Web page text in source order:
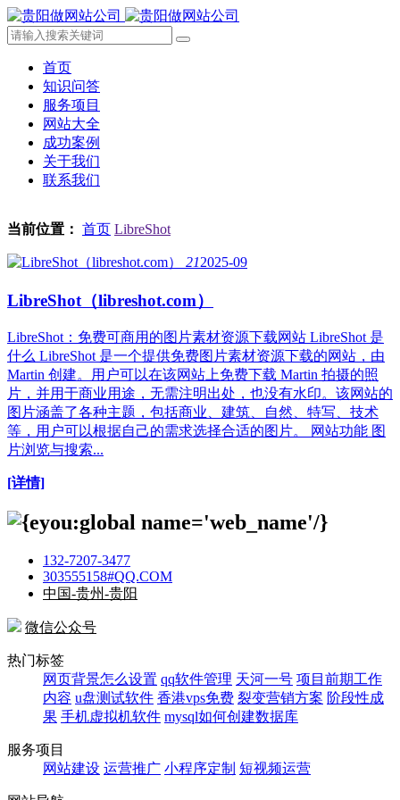
首页
知识问答
服务项目
网站大全
成功案例
关于我们
联系我们
当前位置： 首页 LibreShot
212025-09
LibreShot（libreshot.com）
LibreShot：免费可商用的图片素材资源下载网站 LibreShot 是
什么 LibreShot 是一个提供免费图片素材资源下载的网站，由
Martin 创建。用户可以在该网站上免费下载 Martin 拍摄的照
片，并用于商业用途，无需注明出处，也没有水印。该网站的
图片涵盖了各种主题，包括商业、建筑、自然、特写、技术
等，用户可以根据自己的需求选择合适的图片。 网站功能 图
片浏览与搜索...
[详情]
132-7207-3477
303555158#QQ.COM
中国-贵州-贵阳
微信公众号
热门标签
网页背景怎么设置 qq软件管理 天河一号 项目前期工作
内容 u盘测试软件 香港vps免费 裂变营销方案 阶段性成
果 手机虚拟机软件 mysql如何创建数据库
服务项目
网站建设 运营推广 小程序定制 短视频运营